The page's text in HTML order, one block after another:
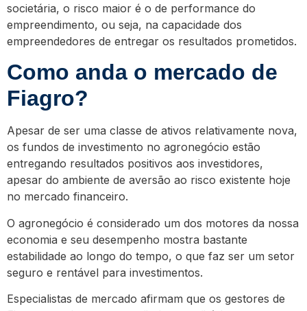
societária, o risco maior é o de performance do
empreendimento, ou seja, na capacidade dos
empreendedores de entregar os resultados prometidos.
Como anda o mercado de
Fiagro?
Apesar de ser uma classe de ativos relativamente nova,
os fundos de investimento no agronegócio estão
entregando resultados positivos aos investidores,
apesar do ambiente de aversão ao risco existente hoje
no mercado financeiro.
O agronegócio é considerado um dos motores da nossa
economia e seu desempenho mostra bastante
estabilidade ao longo do tempo, o que faz ser um setor
seguro e rentável para investimentos.
Especialistas de mercado afirmam que os gestores de